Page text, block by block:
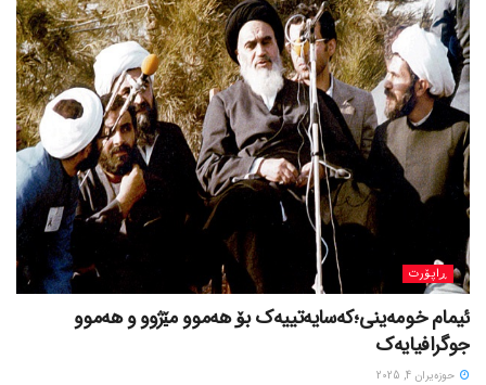
ڕاپۆرت
ئیمام خومەینی؛کەسایەتییەک بۆ هەموو مێژوو و هەموو
جوگرافیایەک
حوزه‌یران 4, 2025